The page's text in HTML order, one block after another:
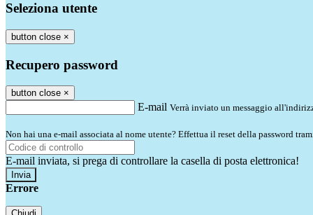
Seleziona utente
button close ×
Recupero password
button close ×
E-mail Verrà inviato un messaggio
Non hai una e-mail associata al nome utente? Effettua il reset della password
E-mail inviata, si prega di controllare la casella di posta elettronica!
Errore